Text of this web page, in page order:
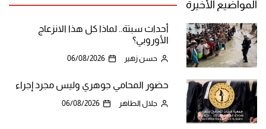
المواضيع الأخيرة
أحداث سبتة.. لماذا كل هذا الانزعاج
الأوروبي؟
حسن زهير 06/08/2026
حضور المحامي جوهري وليس مجرد إجراء
جلال الطاهر 06/08/2026